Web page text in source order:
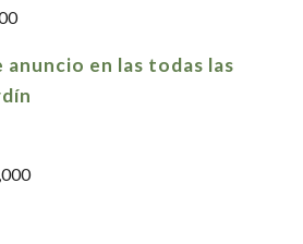
anuncio en las todas las